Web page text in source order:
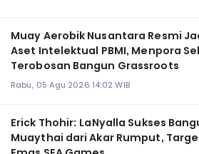
Muay Aerobik Nusantara Resmi
Aset Intelektual PBMI, Menpora
Terobosan Bangun Grassroots
Rabu, 05 Agu 2026 14:02 WIB
Erick Thohir: LaNyalla Sukses
Muaythai dari Akar Rumput,